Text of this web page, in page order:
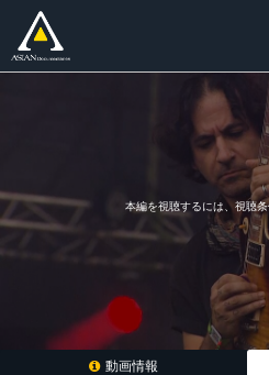
本編を視聴するには、視聴
動画情報